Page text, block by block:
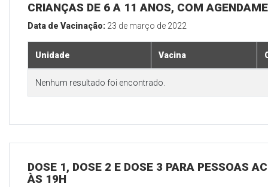
CRIANÇAS DE 6 A 11 ANOS, COM
Data de Vacinação: 23 de março de 2022
Unidade Vacina
Nenhum resultado foi encontrado.
DOSE 1, DOSE 2 E DOSE 3 PARA PESSOAS
ÀS 19H